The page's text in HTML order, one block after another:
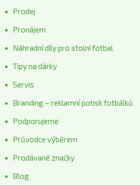
Prodej
Pronájem
Náhradní díly pro stolní fotbal
Tipy na dárky
Servis
Branding – reklamní potisk fotbálků
Podporujeme
Průvodce výběrem
Prodávané značky
Blog